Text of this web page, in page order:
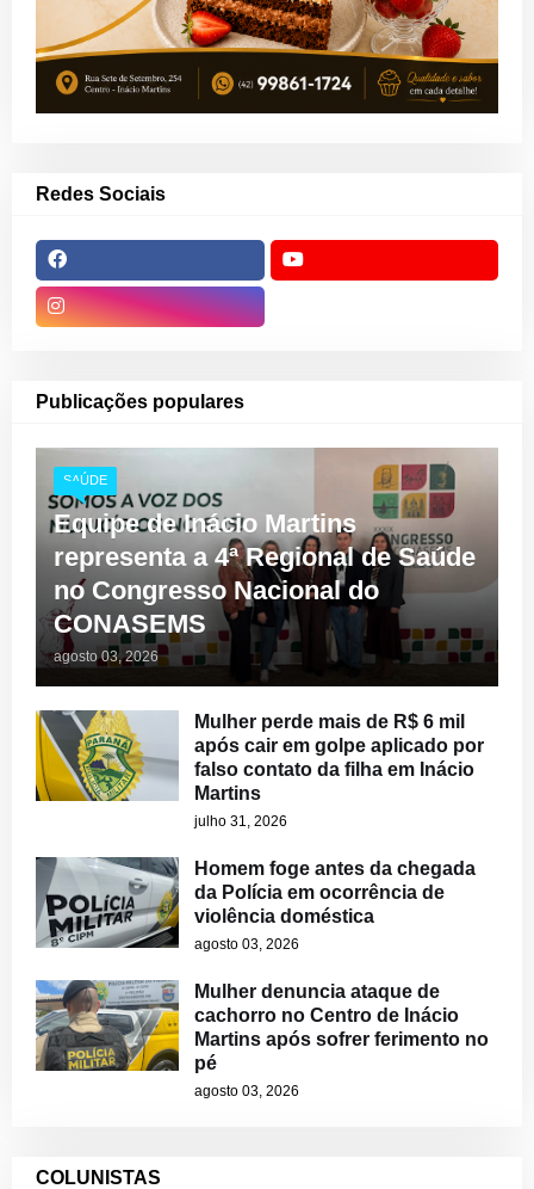
Redes Sociais
Publicações populares
SAÚDE
Equipe de Inácio Martins
representa a 4ª Regional de Saúde
no Congresso Nacional do
CONASEMS
agosto 03, 2026
Mulher perde mais de R$ 6 mil
após cair em golpe aplicado por
falso contato da filha em Inácio
Martins
julho 31, 2026
Homem foge antes da chegada
da Polícia em ocorrência de
violência doméstica
agosto 03, 2026
Mulher denuncia ataque de
cachorro no Centro de Inácio
Martins após sofrer ferimento no
pé
agosto 03, 2026
COLUNISTAS